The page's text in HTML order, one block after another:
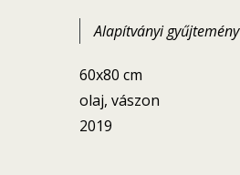
Alapítványi gyűjtemény
60x80 cm
olaj, vászon
2019